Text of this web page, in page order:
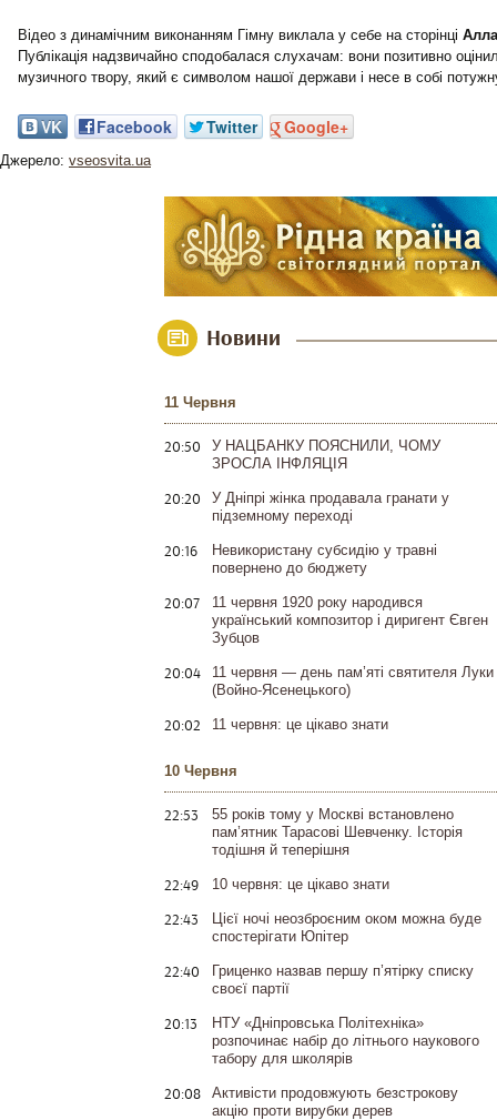
Відео з динамічним виконанням Гімну виклала у себе на сторінці
Публікація надзвичайно сподобалася слухачам: вони позитивно
музичного твору, який є символом нашої держави і несе в собі
VK Facebook Twitter Google+
Джерело: vseosvita.ua
Новини
11 Червня
20:50
У НАЦБАНКУ ПОЯСНИЛИ, ЧОМУ
ЗРОСЛА ІНФЛЯЦІЯ
20:20
У Дніпрі жінка продавала гранати у
підземному переході
20:16
Невикористану субсидію у травні
повернено до бюджету
20:07
11 червня 1920 року народився
український композитор і диригент Євген
Зубцов
20:04
11 червня — день пам’яті святителя Луки
(Войно-Ясенецького)
20:02 11 червня: це цікаво знати
10 Червня
22:53
55 років тому у Москві встановлено
пам’ятник Тарасові Шевченку. Історія
тодішня й теперішня
22:49 10 червня: це цікаво знати
22:43
Цієї ночі неозброєним оком можна буде
спостерігати Юпітер
22:40
Гриценко назвав першу п’ятірку списку
своєї партії
20:13
НТУ «Дніпровська Політехніка»
розпочинає набір до літнього наукового
табору для школярів
20:08
Активісти продовжують безстрокову
акцію проти вирубки дерев